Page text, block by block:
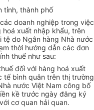
tỉnh, thành phố
doanh nghiệp trong việc
xuất nhập khẩu, trên
do Ngân hàng Nhà nước
thời hướng dẫn các đơn
thuế như sau:
đối với hàng hoá xuất
tế bình quân trên thị trường
nước Việt Nam công bố
kề trước ngày đăng ký
cơ quan hải quan.